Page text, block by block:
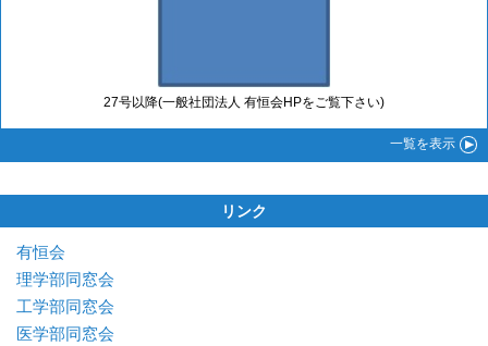
27号以降(一般社団法人 有恒会HPをご覧下さい)
一覧を表示
リンク
有恒会
理学部同窓会
工学部同窓会
医学部同窓会